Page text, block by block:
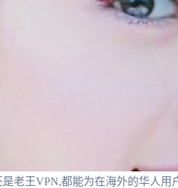
老王VPN,都能为在海外的华人